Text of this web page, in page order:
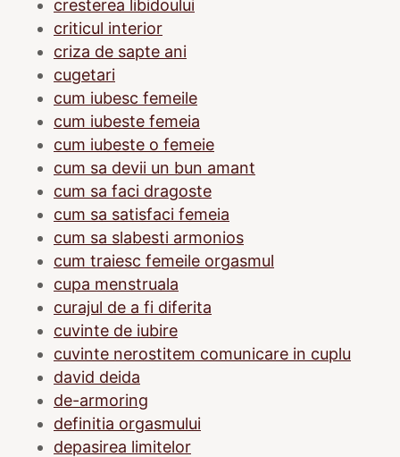
cresterea libidoului
criticul interior
criza de sapte ani
cugetari
cum iubesc femeile
cum iubeste femeia
cum iubeste o femeie
cum sa devii un bun amant
cum sa faci dragoste
cum sa satisfaci femeia
cum sa slabesti armonios
cum traiesc femeile orgasmul
cupa menstruala
curajul de a fi diferita
cuvinte de iubire
cuvinte nerostitem comunicare in cuplu
david deida
de-armoring
definitia orgasmului
depasirea limitelor